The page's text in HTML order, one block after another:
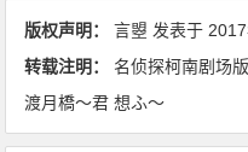
版权声明： 言曌 发表于
转载注明：
名侦探柯南剧场
渡月橋〜君 想ふ〜